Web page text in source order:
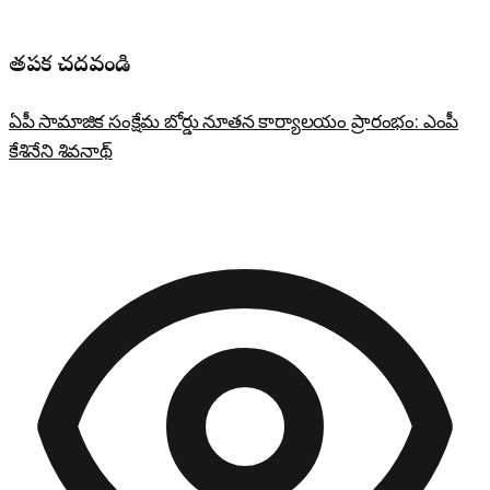
తప్పక చదవండి
ఏపీ సామాజిక సంక్షేమ బోర్డు నూతన కార్యాలయం ప్రారంభం: ఎంపీ
కేశినేని శివనాథ్